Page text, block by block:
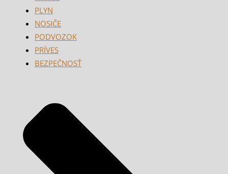
PLYN
NOSIČE
PODVOZOK
PRÍVES
BEZPEČNOSŤ